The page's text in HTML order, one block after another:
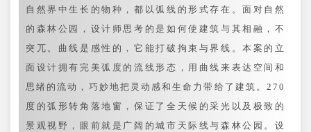
自然界中生长的物种，都以弧线的形式存在。面对自然
的森林公园，设计师思考的是如何使建筑与其相融，不
突兀。曲线是感性的，它能打破拘束与界线。本案的立
面设计拥有完美弧度的流线形态，用曲线来表达空间和
思绪的流动，巧妙地把灵动感和生命力带给了建筑。270
度的弧形转角落地窗，保证了全天候的采光以及极致的
景观视野，眼前就是广阔的城市天际线与森林公园。设